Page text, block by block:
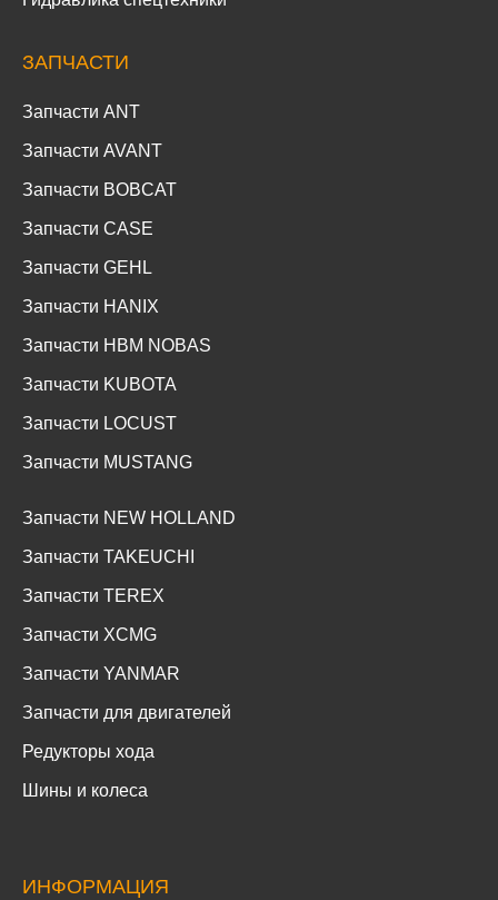
ЗАПЧАСТИ
Запчасти ANT
Запчасти AVANT
Запчасти BOBCAT
Запчасти CASE
Запчасти GEHL
Запчасти HANIX
Запчасти HBM NOBAS
Запчасти KUBOTA
Запчасти LOCUST
Запчасти MUSTANG
Запчасти NEW HOLLAND
Запчасти TAKEUCHI
Запчасти TEREX
Запчасти XCMG
Запчасти YANMAR
Запчасти для двигателей
Редукторы хода
Шины и колеса
ИНФОРМАЦИЯ